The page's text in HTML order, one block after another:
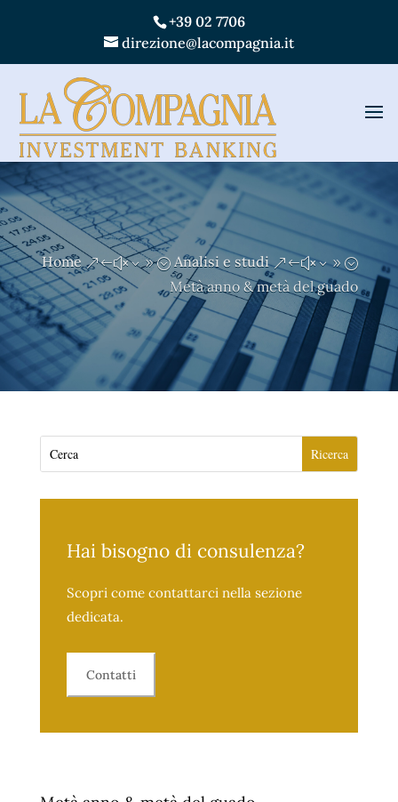
+39 02 7706
direzione@lacompagnia.it
Home &#x39; Analisi e studi &#x39;
Metà anno & metà del guado
Hai bisogno di consulenza?
Scopri come contattarci nella sezione
dedicata.
Contatti